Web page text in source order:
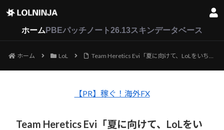
ホーム PBEパッチノート26.13スキンデータベース
ホーム LoL Team Heretics Evi「夏に向けて、LoLをいちから学び直す」【ロングインタビュー】
【PR】稼ぐ！海外FX
Team Heretics Evi「夏に向けて、LoLをい